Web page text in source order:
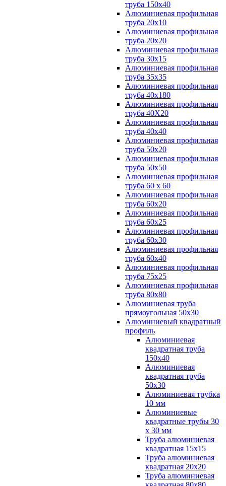
труба 150х40
Алюминиевая профильная
труба 20х10
Алюминиевая профильная
труба 20х20
Алюминиевая профильная
труба 30х15
Алюминиевая профильная
труба 35х35
Алюминиевая профильная
труба 40х180
Алюминиевая профильная
труба 40Х20
Алюминиевая профильная
труба 40х40
Алюминиевая профильная
труба 50х20
Алюминиевая профильная
труба 50х50
Алюминиевая профильная
труба 60 х 60
Алюминиевая профильная
труба 60х20
Алюминиевая профильная
труба 60х25
Алюминиевая профильная
труба 60х30
Алюминиевая профильная
труба 60х40
Алюминиевая профильная
труба 75х25
Алюминиевая профильная
труба 80х80
Алюминиевая труба
прямоугольная 50х30
Алюминиевый квадратный
профиль
Алюминиевая
квадратная труба
150х40
Алюминиевая
квадратная труба
50х30
Алюминиевая трубка
10 мм
Алюминиевые
квадратные трубы 30
х 30 мм
Труба алюминиевая
квадратная 15х15
Труба алюминиевая
квадратная 20х20
Труба алюминиевая